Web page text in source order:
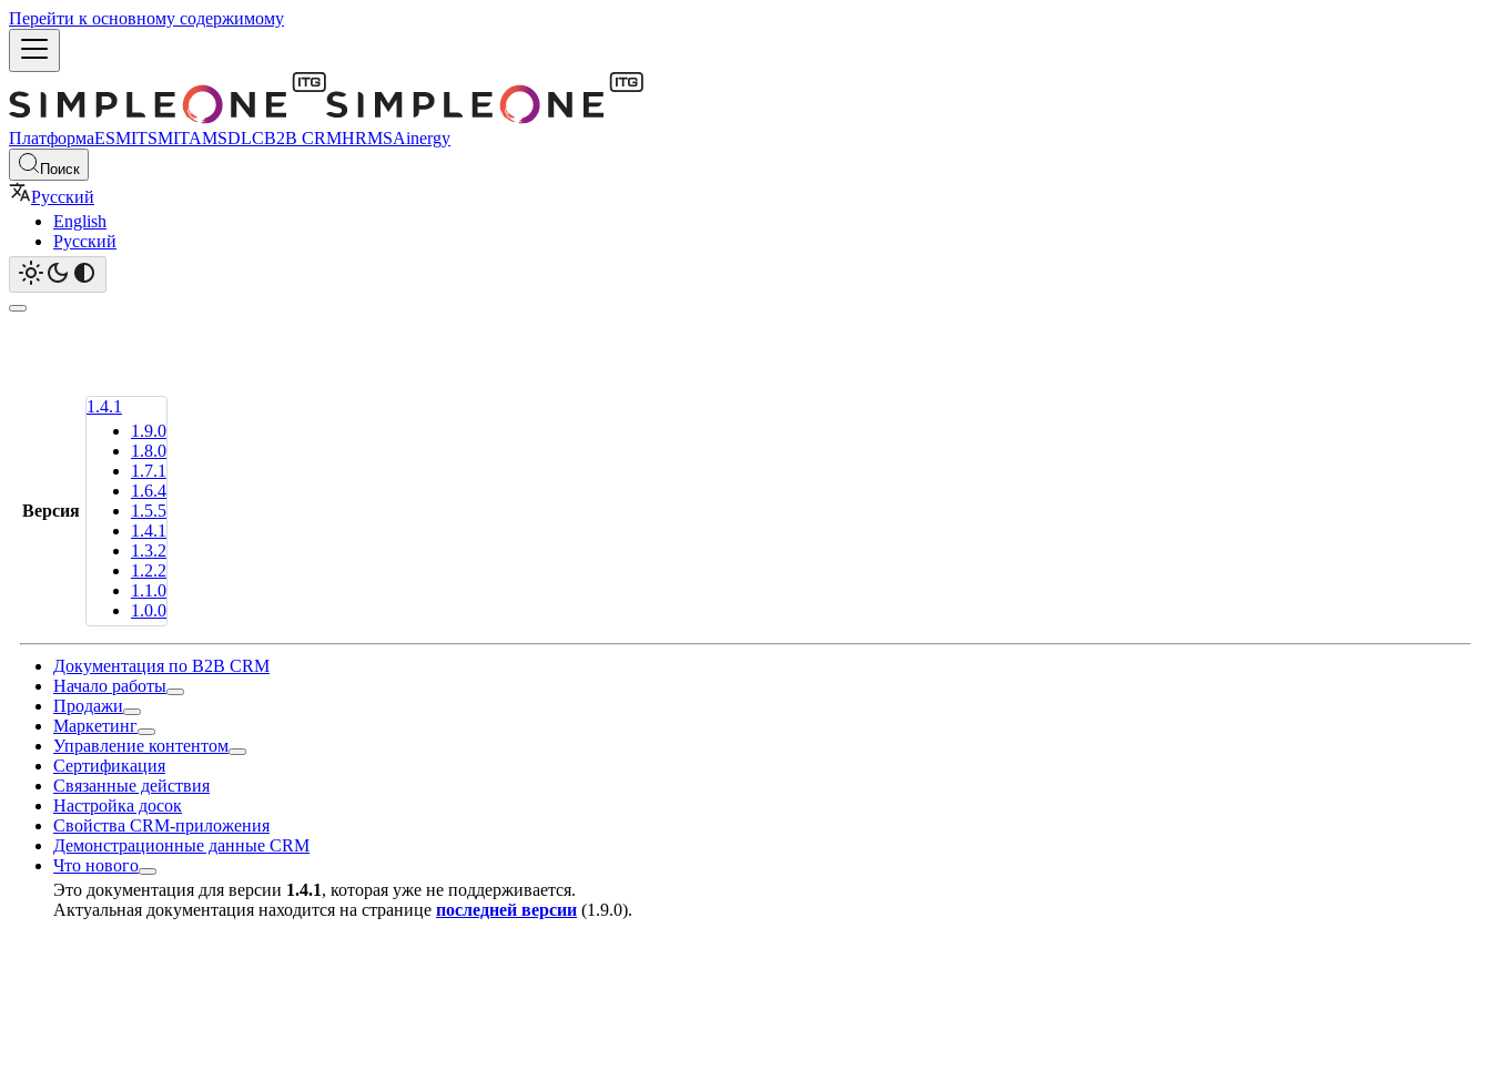
Перейти к основному содержимому
ПлатформаESMITSMITAMSDLCB2B CRMHRMSAinergy
Поиск
Русский
English
Русский
Версия
1.4.1
1.9.0
1.8.0
1.7.1
1.6.4
1.5.5
1.4.1
1.3.2
1.2.2
1.1.0
1.0.0
Документация по B2B CRM
Начало работы
Продажи
Маркетинг
Управление контентом
Сертификация
Связанные действия
Настройка досок
Свойства CRM-приложения
Демонстрационные данные CRM
Что нового
Это документация для версии 1.4.1, которая уже не поддерживается.
Актуальная документация находится на странице последней версии (1.9.0).